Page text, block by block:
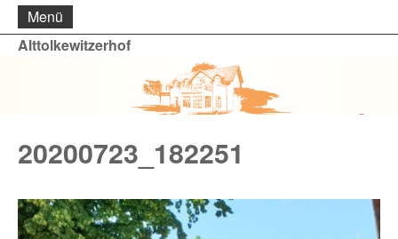
Menü
Alttolkewitzerhof
20200723_182251